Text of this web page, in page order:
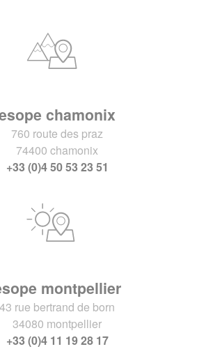
chamonix
760 route des praz
74400 chamonix
+33 (0)4 50 53 23 51
montpellier
43 rue bertrand de born
34080 montpellier
+33 (0)4 11 19 28 17